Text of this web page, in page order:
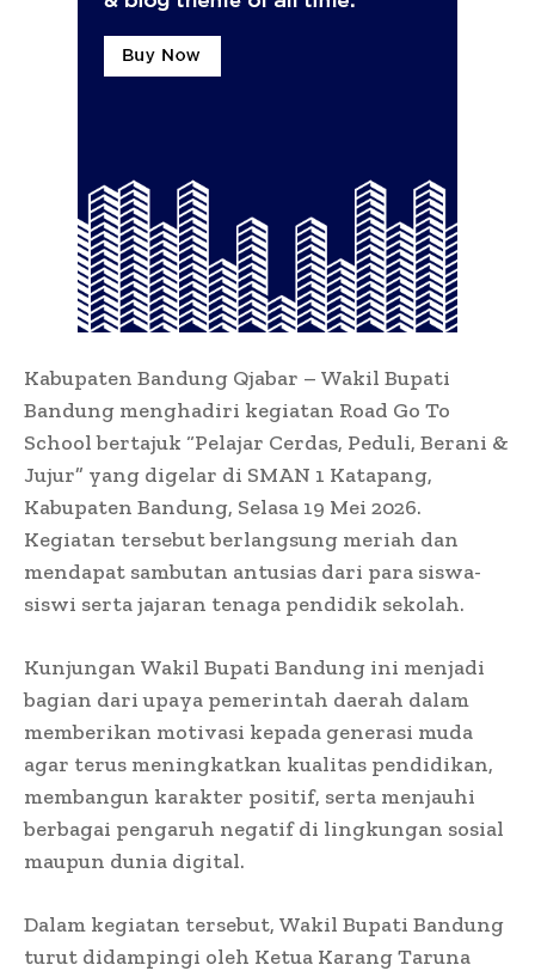
Kabupaten Bandung Qjabar – Wakil Bupati
Bandung menghadiri kegiatan Road Go To
School bertajuk “Pelajar Cerdas, Peduli, Berani &
Jujur” yang digelar di SMAN 1 Katapang,
Kabupaten Bandung, Selasa 19 Mei 2026.
Kegiatan tersebut berlangsung meriah dan
mendapat sambutan antusias dari para siswa-
siswi serta jajaran tenaga pendidik sekolah.
Kunjungan Wakil Bupati Bandung ini menjadi
bagian dari upaya pemerintah daerah dalam
memberikan motivasi kepada generasi muda
agar terus meningkatkan kualitas pendidikan,
membangun karakter positif, serta menjauhi
berbagai pengaruh negatif di lingkungan sosial
maupun dunia digital.
Dalam kegiatan tersebut, Wakil Bupati Bandung
turut didampingi oleh Ketua Karang Taruna